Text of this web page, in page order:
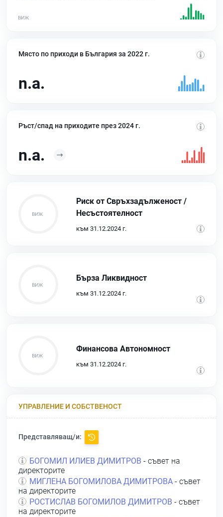
Място по приходи в България за 2022 г.
n.a.
Ръст/спад на приходите през 2024 г.
n.a.
Риск от Свръхзадълженост /
Несъстоятелност
към 31.12.2024 г.
Бърза Ликвидност
към 31.12.2024 г.
Финансова Автономност
към 31.12.2024 г.
УПРАВЛЕНИЕ И СОБСТВЕНОСТ
Представляващ/и:
БОГОМИЛ ИЛИЕВ ДИМИТРОВ - съвет на
директорите
МИГЛЕНА БОГОМИЛОВА ДИМИТРОВА - съвет
на директорите
РОСТИСЛАВ БОГОМИЛОВ ДИМИТРОВ - съвет
на директорите